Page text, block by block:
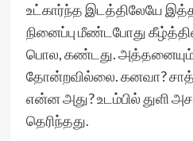
உட்கார்ந்த இடத்திலேயே
நினைப்பு மீண்டபோது
பொல, கண்டது.
தோன்றவில்லை. கனவா?
என்ன அது? உடம்பில் துளி
தெரிந்தது.